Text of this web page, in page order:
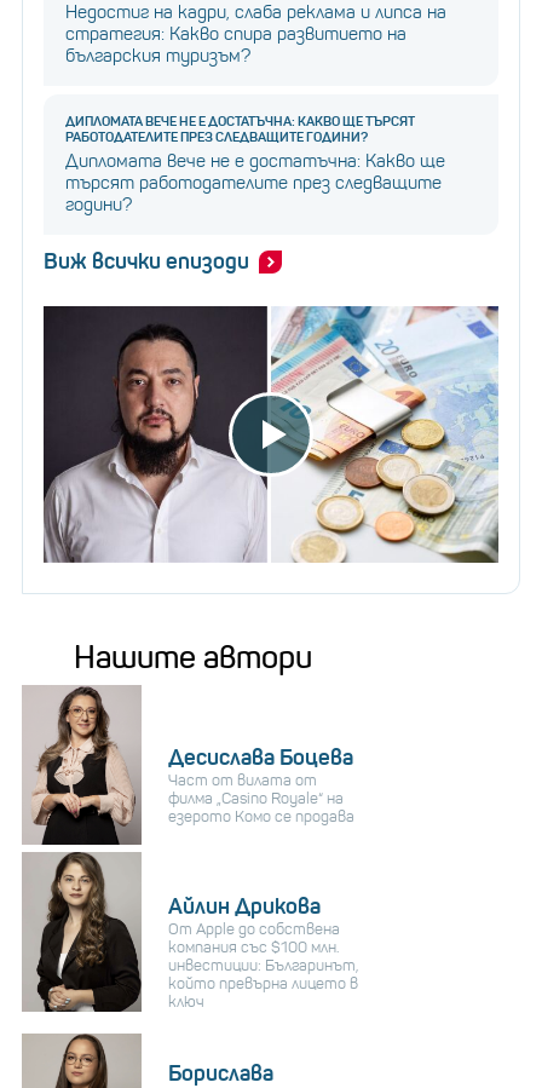
Недостиг на кадри, слаба реклама и липса на
стратегия: Какво спира развитието на
българския туризъм?
ДИПЛОМАТА ВЕЧЕ НЕ Е ДОСТАТЪЧНА: КАКВО ЩЕ ТЪРСЯТ
РАБОТОДАТЕЛИТЕ ПРЕЗ СЛЕДВАЩИТЕ ГОДИНИ?
Дипломата вече не е достатъчна: Какво ще
търсят работодателите през следващите
години?
Виж всички епизоди
Нашите автори
Десислава Боцева
Част от вилата от
филма „Casino Royale“ на
езерото Комо се продава
Айлин Дрикова
От Apple до собствена
компания със $100 млн.
инвестиции: Българинът,
който превърна лицето в
ключ
Борислава